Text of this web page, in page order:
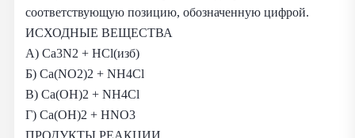
соответствующую позицию, обозначенную цифрой.
ИСХОДНЫЕ ВЕЩЕСТВА
А) Ca3N2 + HCl(изб)
Б) Ca(NO2)2 + NH4Cl
В) Ca(OH)2 + NH4Cl
Г) Ca(OH)2 + HNO3